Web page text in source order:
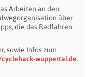
Arbeiten an den
über
die das Radfahren
sowie Infos zum
wuppertal.de.